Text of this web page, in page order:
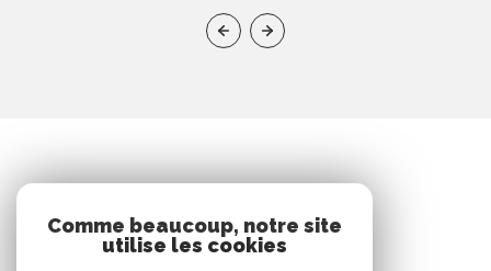
Comme beaucoup, notre site
utilise les cookies